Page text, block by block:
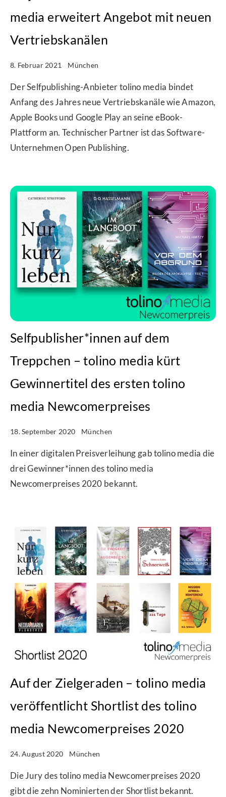
media erweitert Angebot mit neuen
Vertriebskanälen
8. Februar 2021 München
Der Selfpublishing-Anbieter tolino media bindet
Anfang des Jahres neue Vertriebskanäle wie Amazon,
Apple Books und Google Play an seine eBook-
Plattform an. Technischer Partner ist das Software-
Unternehmen Open Publishing.
Selfpublisher*innen auf dem
Treppchen – tolino media kürt
Gewinnertitel des ersten tolino
media Newcomerpreises
18. September 2020 München
In einer digitalen Preisverleihung gab tolino media die
drei Gewinner*innen des tolino media
Newcomerpreises 2020 bekannt.
Auf der Zielgeraden – tolino media
veröffentlicht Shortlist des tolino
media Newcomerpreises 2020
24. August 2020 München
Die Jury des tolino media Newcomerpreises 2020
gibt die zehn Nominierten der Shortlist bekannt.